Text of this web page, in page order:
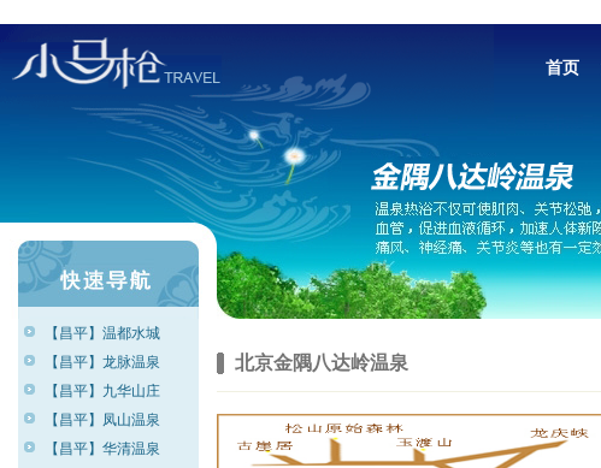
首页
【昌平】温都水城
【昌平】龙脉温泉
【昌平】九华山庄
【昌平】凤山温泉
【昌平】华清温泉
北京金隅八达岭温泉